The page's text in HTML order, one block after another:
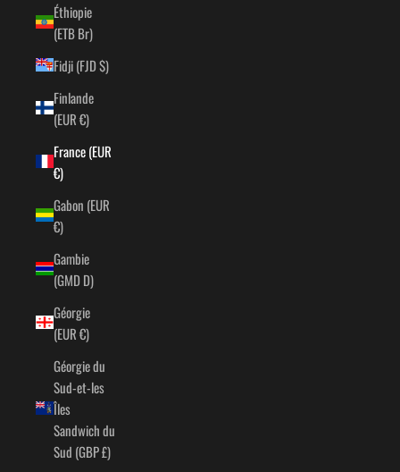
Éthiopie
(ETB Br)
Fidji (FJD $)
Finlande
(EUR €)
France (EUR
€)
Gabon (EUR
€)
Gambie
(GMD D)
Géorgie
(EUR €)
Géorgie du
Sud-et-les
Îles
Sandwich du
Sud (GBP £)